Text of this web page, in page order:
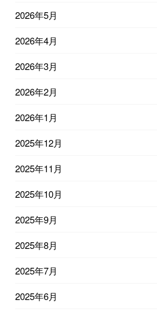
2026年5月
2026年4月
2026年3月
2026年2月
2026年1月
2025年12月
2025年11月
2025年10月
2025年9月
2025年8月
2025年7月
2025年6月